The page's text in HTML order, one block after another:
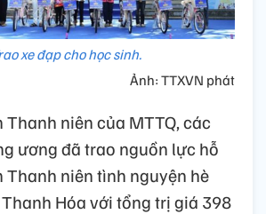
xe đạp cho học sinh.
Ảnh: TTXVN phát
Thanh niên của MTTQ, các
ương đã trao nguồn lực hỗ
Thanh niên tình nguyện hè
Hóa với tổng trị giá 398